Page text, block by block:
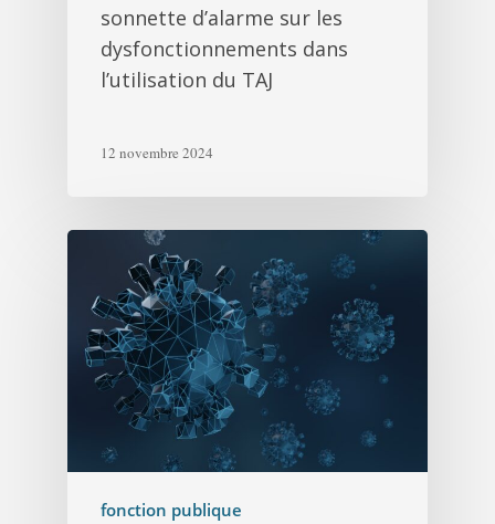
sonnette d’alarme sur les
dysfonctionnements dans
l’utilisation du TAJ
12 novembre 2024
fonction publique